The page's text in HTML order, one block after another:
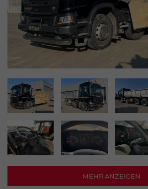
MEHR ANZEIGEN